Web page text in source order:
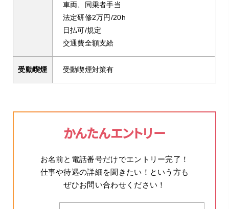
車両、同乗者手当
法定研修2万円/20h
日払可/規定
交通費全額支給
受動喫煙 受動喫煙対策有
かんたんエントリー
お名前と電話番号だけでエントリー完了！
仕事や待遇の詳細を聞きたい！という方も
ぜひお問い合わせください！